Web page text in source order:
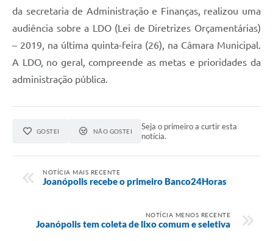
da secretaria de Administração e Finanças, realizou uma
audiência sobre a LDO (Lei de Diretrizes Orçamentárias)
– 2019, na última quinta-feira (26), na Câmara Municipal.
A LDO, no geral, compreende as metas e prioridades da
administração pública.
GOSTEI NÃO GOSTEI
Seja o primeiro a curtir esta
notícia.
NOTÍCIA MAIS RECENTE
Joanópolis recebe o primeiro Banco24Horas
NOTÍCIA MENOS RECENTE
Joanópolis tem coleta de lixo comum e seletiva